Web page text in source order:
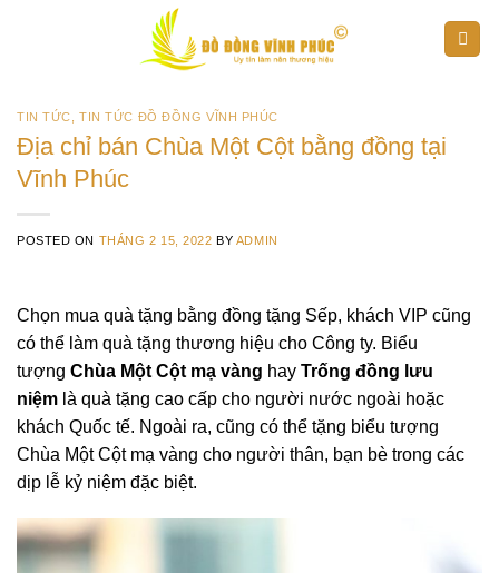
TIN TỨC ,TIN TỨC ĐỒ ĐỒNG VĨNH PHÚC
Địa chỉ bán Chùa Một Cột bằng đồng tại
Vĩnh Phúc
POSTED ON THÁNG 2 15, 2022 BY ADMIN
Chọn mua quà tặng bằng đồng tặng Sếp, khách VIP cũng
có thể làm quà tặng thương hiệu cho Công ty. Biểu
tượng Chùa Một Cột mạ vàng hay Trống đồng lưu
niệm là quà tặng cao cấp cho người nước ngoài hoặc
khách Quốc tế. Ngoài ra, cũng có thể tặng biểu tượng
Chùa Một Cột mạ vàng cho người thân, bạn bè trong các
dịp lễ kỷ niệm đặc biệt.